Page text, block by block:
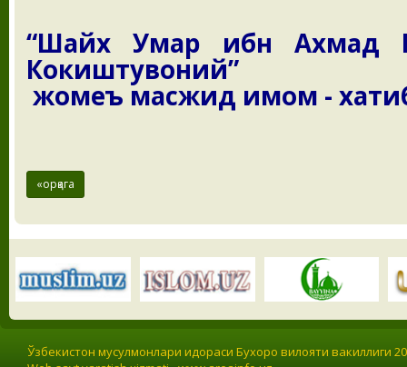
“Шайх Умар ибн Ахмад
Кокиштувоний”
жомеъ масжид имом -
«орқага
Ўзбекистон мусулмонлари идораси Бухоро вилояти вакиллиги